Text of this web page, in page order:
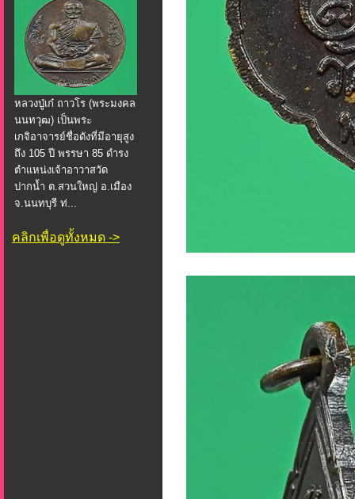
หลวงปู่เก๋ ถาวโร (พระมงคล
นนทวุฒ) เป็นพระ
เกจิอาจารย์ชื่อดังที่มีอายุสูง
ถึง 105 ปี พรรษา 85 ดำรง
ตำแหน่งเจ้าอาวาสวัด
ปากน้ำ ต.สวนใหญ่ อ.เมือง
จ.นนทบุรี ท่...
คลิกเพื่อดูทั้งหมด ->